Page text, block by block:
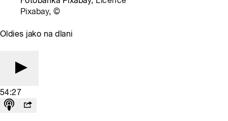
Pixabay,©
Oldies jako na dlani
54:27